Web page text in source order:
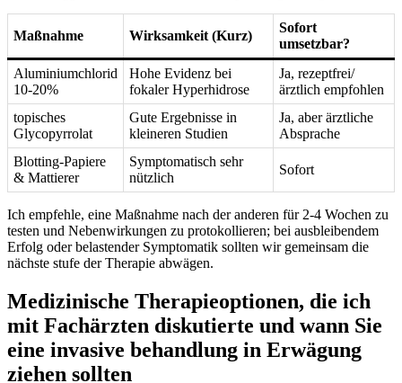
Maßnahme Wirksamkeit ‍(Kurz)
Sofort
‍umsetzbar?
Aluminiumchlorid
10-20%
Hohe‌ Evidenz bei
fokaler Hyperhidrose
Ja, rezeptfrei/
ärztlich empfohlen
topisches
Glycopyrrolat
Gute Ergebnisse in
kleineren Studien
Ja, aber ärztliche⁤
Absprache
Blotting‑Papiere
& Mattierer
Symptomatisch sehr
⁤nützlich
Sofort
Ich empfehle,⁣ eine ‌Maßnahme nach‍ der anderen für 2-4 Wochen zu
testen ‌und Nebenwirkungen zu protokollieren; bei ausbleibendem
Erfolg oder belastender Symptomatik sollten wir gemeinsam ‍die
nächste stufe der Therapie​ abwägen.
Medizinische Therapieoptionen, die ich
mit ⁤Fachärzten diskutierte ⁤und wann Sie⁢
eine ​invasive behandlung‍ in Erwägung
ziehen sollten